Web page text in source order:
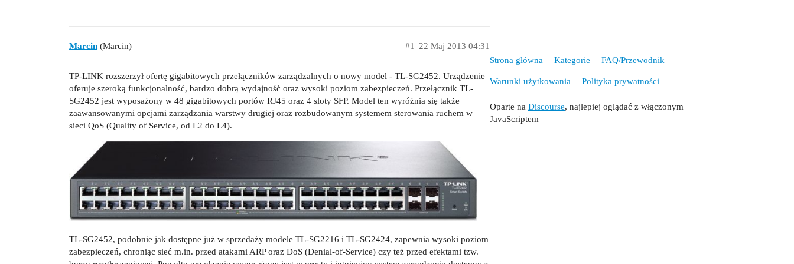
Marcin (Marcin) 22 Maj 2013 04:31
#1
TP-LINK rozszerzył ofertę gigabitowych przełączników zarządzalnych o nowy model - TL-SG2452. Urządzenie
oferuje szeroką funkcjonalność, bardzo dobrą wydajność oraz wysoki poziom zabezpieczeń. Przełącznik TL-
SG2452 jest wyposażony w 48 gigabitowych portów RJ45 oraz 4 sloty SFP. Model ten wyróżnia się także
zaawansowanymi opcjami zarządzania warstwy drugiej oraz rozbudowanym systemem sterowania ruchem w
sieci QoS (Quality of Service, od L2 do L4).
TL-SG2452, podobnie jak dostępne już w sprzedaży modele TL-SG2216 i TL-SG2424, zapewnia wysoki poziom
zabezpieczeń, chroniąc sieć m.in. przed atakami ARP oraz DoS (Denial-of-Service) czy też przed efektami tzw.
Strona główna Kategorie FAQ/Przewodnik
Warunki użytkowania Polityka prywatności
Oparte na Discourse, najlepiej oglądać z włączonym
JavaScriptem